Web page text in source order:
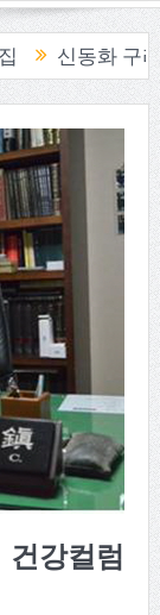
구리시장, ‘시민
강컬럼